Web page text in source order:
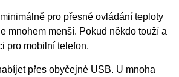
pro přesné ovládání teploty
mnohem menší. Pokud někdo touží a
pro mobilní telefon.
přes obyčejné USB. U mnoha